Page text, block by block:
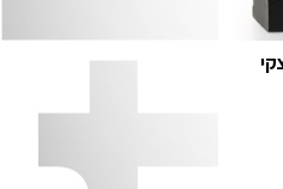
70% מוצקי